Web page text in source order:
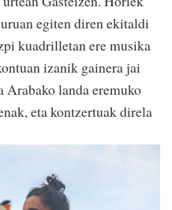
egiten diren ekitaldi
kuadrilletan ere musika
izanik gainera jai
landa eremuko
eta kontzertuak direla